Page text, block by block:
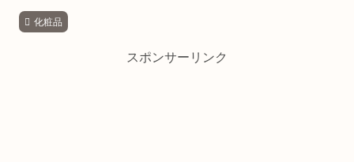
化粧品
スポンサーリンク